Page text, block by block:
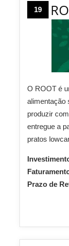
19
O ROOT é
alimentação
produzir
entregue a
pratos
Prazo de